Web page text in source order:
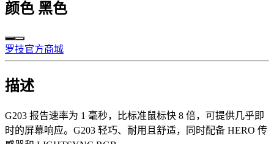
颜色 黑色
罗技官方商城
描述
G203 报告速率为 1 毫秒，比标准鼠标快 8 倍，可提供几乎即
时的屏幕响应。G203 轻巧、耐用且舒适，同时配备 HERO 传